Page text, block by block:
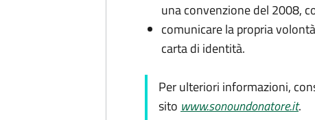
una convenzione del 2008,
comunicare la propria
carta di identità.
Per ulteriori informazioni,
sito www.sonoundonatore.it.